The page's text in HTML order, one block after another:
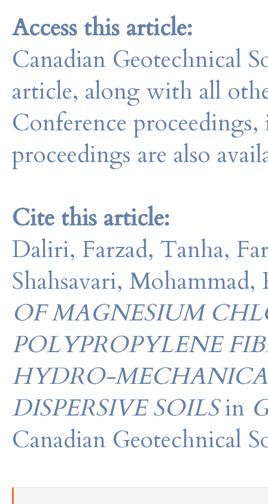
Access this article:
Canadian Geotechnical
article, along with all
Conference
proceedings are also
Cite this article:
Daliri, Farzad, Tanha,
Shahsavari, Mohammad,
OF MAGNESIUM
POLYPROPYLENE
HYDRO-
DISPERSIVE SOILSin
Canadian Geotechnical